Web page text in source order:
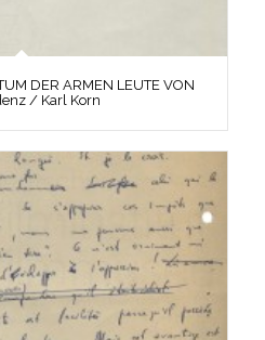
DER ARMEN LEUTE VON
/ Karl Korn